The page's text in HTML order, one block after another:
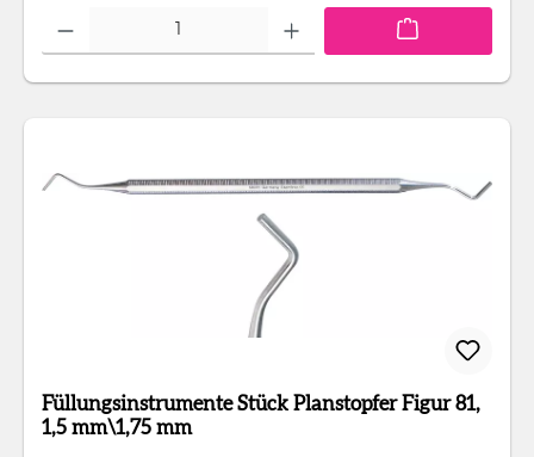
Produkt Anzahl: Gib den gewünschten Wert ein oder benutze die
Füllungsinstrumente Stück Planstopfer Figur 81,
1,5 mm\1,75 mm